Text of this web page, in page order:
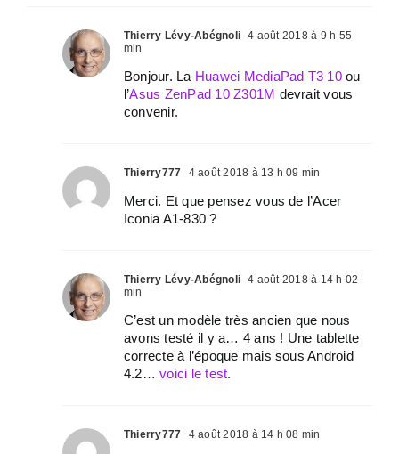
Thierry Lévy-Abégnoli 4 août 2018 à 9 h 55
min
Bonjour. La Huawei MediaPad T3 10ou
l’Asus ZenPad 10 Z301M devrait vous
convenir.
Thierry777 4 août 2018 à 13 h 09 min
Merci. Et que pensez vous de l’Acer
Iconia A1-830 ?
Thierry Lévy-Abégnoli 4 août 2018 à 14 h 02
min
C’est un modèle très ancien que nous
avons testé il y a… 4 ans ! Une tablette
correcte à l’époque mais sous Android
4.2…voici le test.
Thierry777 4 août 2018 à 14 h 08 min